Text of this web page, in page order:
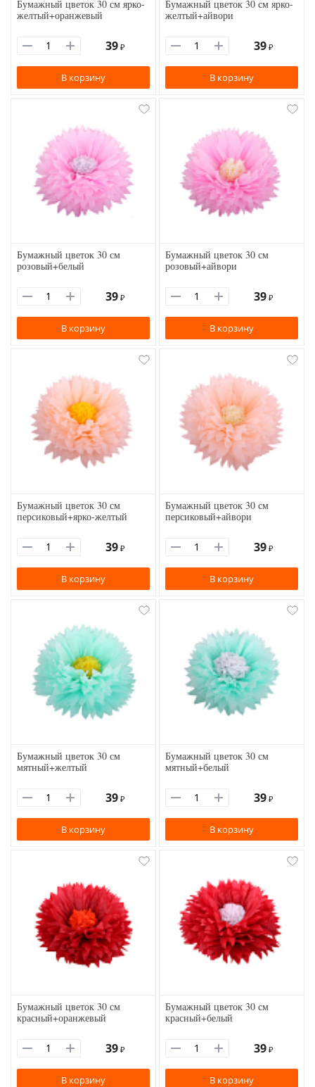
Бумажный цветок 30 см ярко-
желтый+оранжевый
39 ₽
В корзину
Бумажный цветок 30 см ярко-
желтый+айвори
39 ₽
В корзину
Бумажный цветок 30 см
розовый+белый
39 ₽
В корзину
Бумажный цветок 30 см
розовый+айвори
39 ₽
В корзину
Бумажный цветок 30 см
персиковый+ярко-желтый
39 ₽
В корзину
Бумажный цветок 30 см
персиковый+айвори
39 ₽
В корзину
Бумажный цветок 30 см
мятный+желтый
39 ₽
В корзину
Бумажный цветок 30 см
мятный+белый
39 ₽
В корзину
Бумажный цветок 30 см
красный+оранжевый
39 ₽
В корзину
Бумажный цветок 30 см
красный+белый
39 ₽
В корзину